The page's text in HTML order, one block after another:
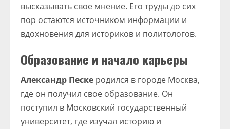
высказывать свое мнение. Его труды до сих
пор остаются источником информации и
вдохновения для историков и политологов.
Образование и начало карьеры
Александр Песке родился в городе Москва,
где он получил свое образование. Он
поступил в Московский государственный
университет, где изучал историю и